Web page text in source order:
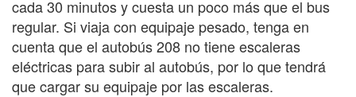
cada 30 minutos y cuesta un poco más que el bus
regular. Si viaja con equipaje pesado, tenga en
cuenta que el autobús 208 no tiene escaleras
eléctricas para subir al autobús, por lo que tendrá
que cargar su equipaje por las escaleras.